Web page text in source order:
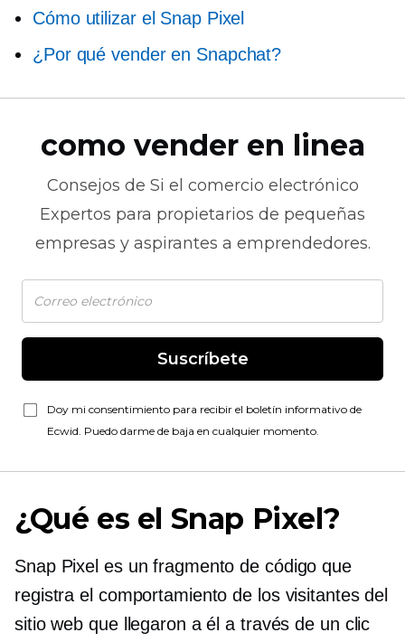
Cómo utilizar el Snap Pixel
¿Por qué vender en Snapchat?
como vender en linea
Consejos de Si el comercio electrónico
Expertos para propietarios de pequeñas
empresas y aspirantes a emprendedores.
Suscríbete
Doy mi consentimiento para recibir el boletín informativo de
Ecwid. Puedo darme de baja en cualquier momento.
¿Qué es el Snap Pixel?
Snap Pixel es un fragmento de código que
registra el comportamiento de los visitantes del
sitio web que llegaron a él a través de un clic